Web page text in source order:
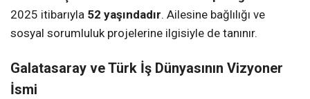
2025 itibarıyla 52 yaşındadır. Ailesine bağlılığı ve
sosyal sorumluluk projelerine ilgisiyle de tanınır.
Galatasaray ve Türk İş Dünyasının Vizyoner
İsmi